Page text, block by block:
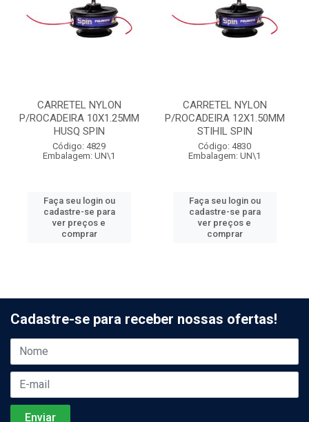
CARRETEL NYLON
P/ROCADEIRA 10X1.25MM
HUSQ SPIN
Código: 4829
Embalagem: UN\1
Faça seu login ou
cadastre-se para
ver preços e
comprar
CARRETEL NYLON
P/ROCADEIRA 12X1.50MM
STIHIL SPIN
Código: 4830
Embalagem: UN\1
Faça seu login ou
cadastre-se para
ver preços e
comprar
Cadastre-se para receber nossas ofertas!